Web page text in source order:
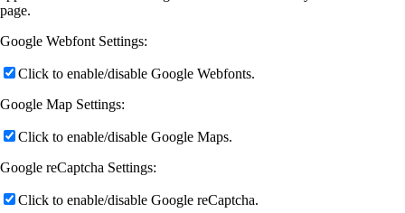
page.
Google Webfont Settings:
Click to enable/disable Google Webfonts.
Google Map Settings:
Click to enable/disable Google Maps.
Google reCaptcha Settings:
Click to enable/disable Google reCaptcha.